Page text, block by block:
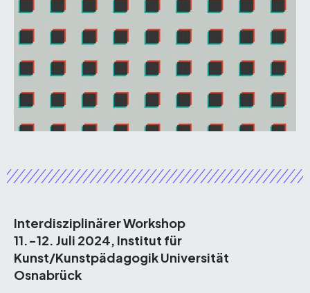
Interdisziplinärer Workshop
11.-12. Juli 2024, Institut für
Kunst/Kunstpädagogik Universität
Osnabrück